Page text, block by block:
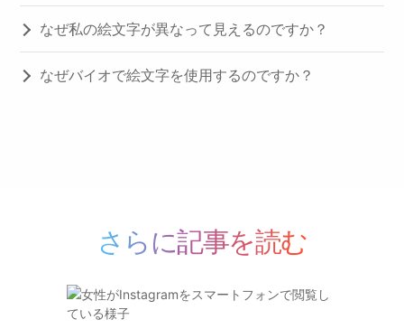
なぜ私の絵文字が異なって見えるのですか？
なぜバイオで絵文字を使用するのですか？
さらに記事を読む